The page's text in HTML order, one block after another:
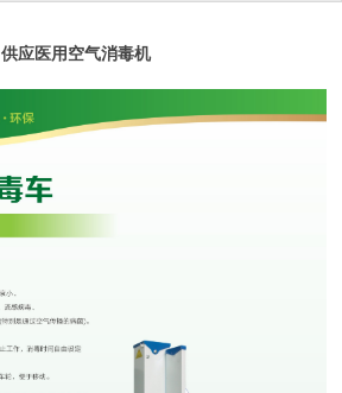
供应医用空气消毒机